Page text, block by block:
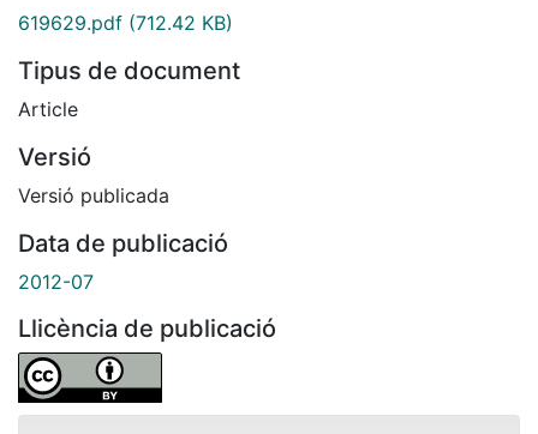
619629.pdf (712.42 KB)
Tipus de document
Article
Versió
Versió publicada
Data de publicació
2012-07
Llicència de publicació